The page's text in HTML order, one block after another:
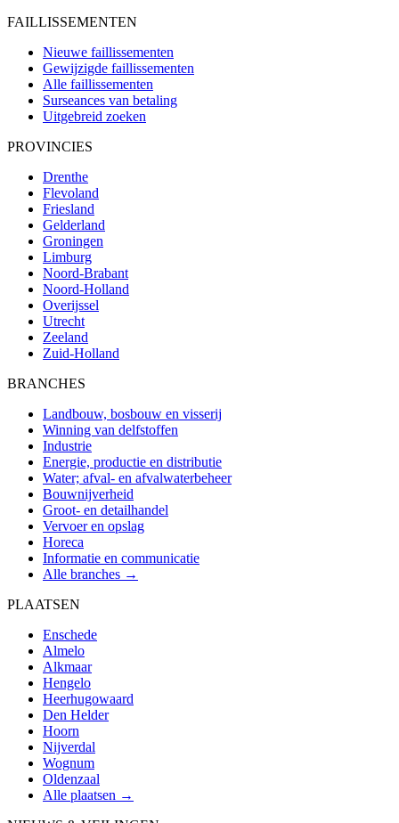
FAILLISSEMENTEN
Nieuwe faillissementen
Gewijzigde faillissementen
Alle faillissementen
Surseances van betaling
Uitgebreid zoeken
PROVINCIES
Drenthe
Flevoland
Friesland
Gelderland
Groningen
Limburg
Noord-Brabant
Noord-Holland
Overijssel
Utrecht
Zeeland
Zuid-Holland
BRANCHES
Landbouw, bosbouw en visserij
Winning van delfstoffen
Industrie
Energie, productie en distributie
Water; afval- en afvalwaterbeheer
Bouwnijverheid
Groot- en detailhandel
Vervoer en opslag
Horeca
Informatie en communicatie
Alle branches →
PLAATSEN
Enschede
Almelo
Alkmaar
Hengelo
Heerhugowaard
Den Helder
Hoorn
Nijverdal
Wognum
Oldenzaal
Alle plaatsen →